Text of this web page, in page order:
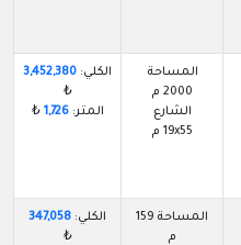
المساحة
2000 م
الشارع
19x55 م
الكلي: 3,452,380
₺
المتر:1,726
₺
المساحة 159
م
الكلي: 347,058
₺